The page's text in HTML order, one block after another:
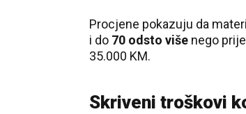
Procjene pokazuju da
i do 70 odsto više nego
35.000 KM.
Skriveni troškovi